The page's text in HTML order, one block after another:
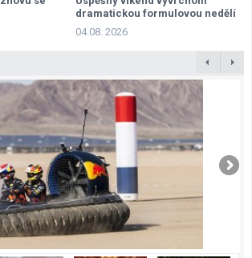
dramatickou formulovou nedělí
04.08. 2026